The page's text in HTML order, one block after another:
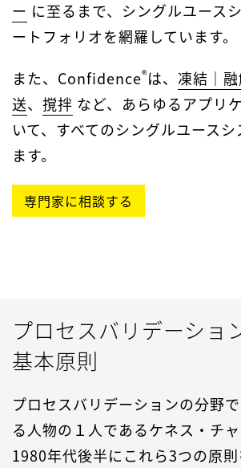
ー に至るまで、シングルユース
ートフォリオを網羅しています。
また、Confidence®は、 凍結｜融
送、 撹拌 など、あらゆるアプリ
いて、すべてのシングルユース
ます。
専門家に相談する
プロセスバリデーショ
基本原則
プロセスバリデーションの分野
る人物の１人であるケネス・チャ
1980年代後半にこれら3つの原